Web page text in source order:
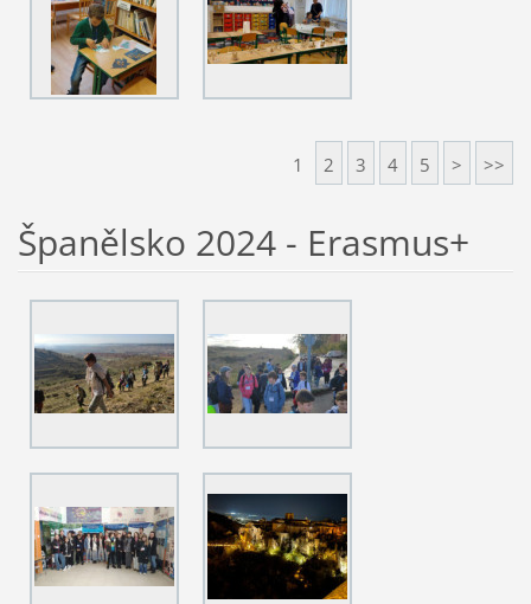
1 2 3 4 5 > >>
Španělsko 2024 - Erasmus+